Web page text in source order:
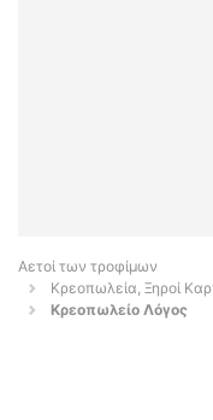
Αετοί των τροφίμων
Κρεοπωλεία, Ξηροί
Κρεοπωλείο Λόγος